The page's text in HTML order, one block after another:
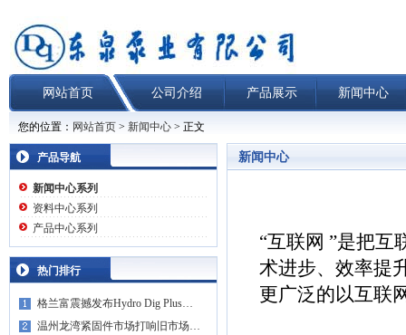
网站首页 公司介绍 产品展示 新闻中心
您的位置： 网站首页 > 新闻中心 > 正文
产品导航
新闻中心系列
资料中心系列
产品中心系列
热门排行
格兰富震撼发布Hydro Dig Plus…
温州龙湾紧固件市场打响旧市场…
新闻中心
“互联网 ”是把
术进步、效率提
更广泛的以互联